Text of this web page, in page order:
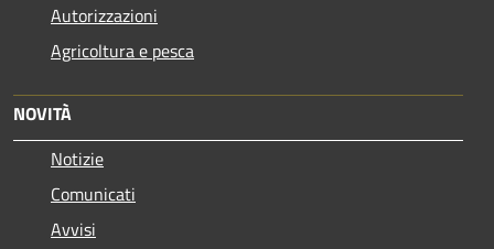
Autorizzazioni
Agricoltura e pesca
NOVITÀ
Notizie
Comunicati
Avvisi